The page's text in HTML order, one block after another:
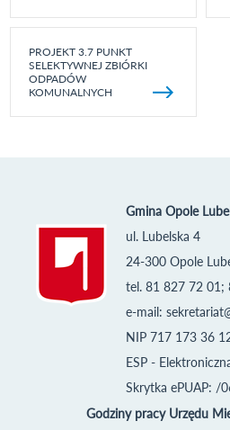
PROJEKT 3.7 PUNKT
SELEKTYWNEJ ZBIÓRKI
ODPADÓW
KOMUNALNYCH
Gmina Opole
ul. Lubelska 4
24-300 Opole
tel. 81 827 72 01;
e-mail:
NIP 717 173 36
ESP -
Skrytka ePUAP: /
Godziny pracy Urzędu